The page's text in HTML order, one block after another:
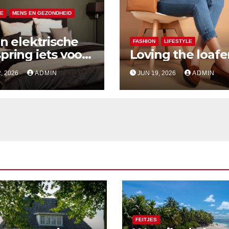
MENS EN GEZONDHEID
elektrische
iets voor
2026 ADMIN
FASHION LIFESTYLE
Loving the
JUN 19, 2026 ADMIN
FEITJES